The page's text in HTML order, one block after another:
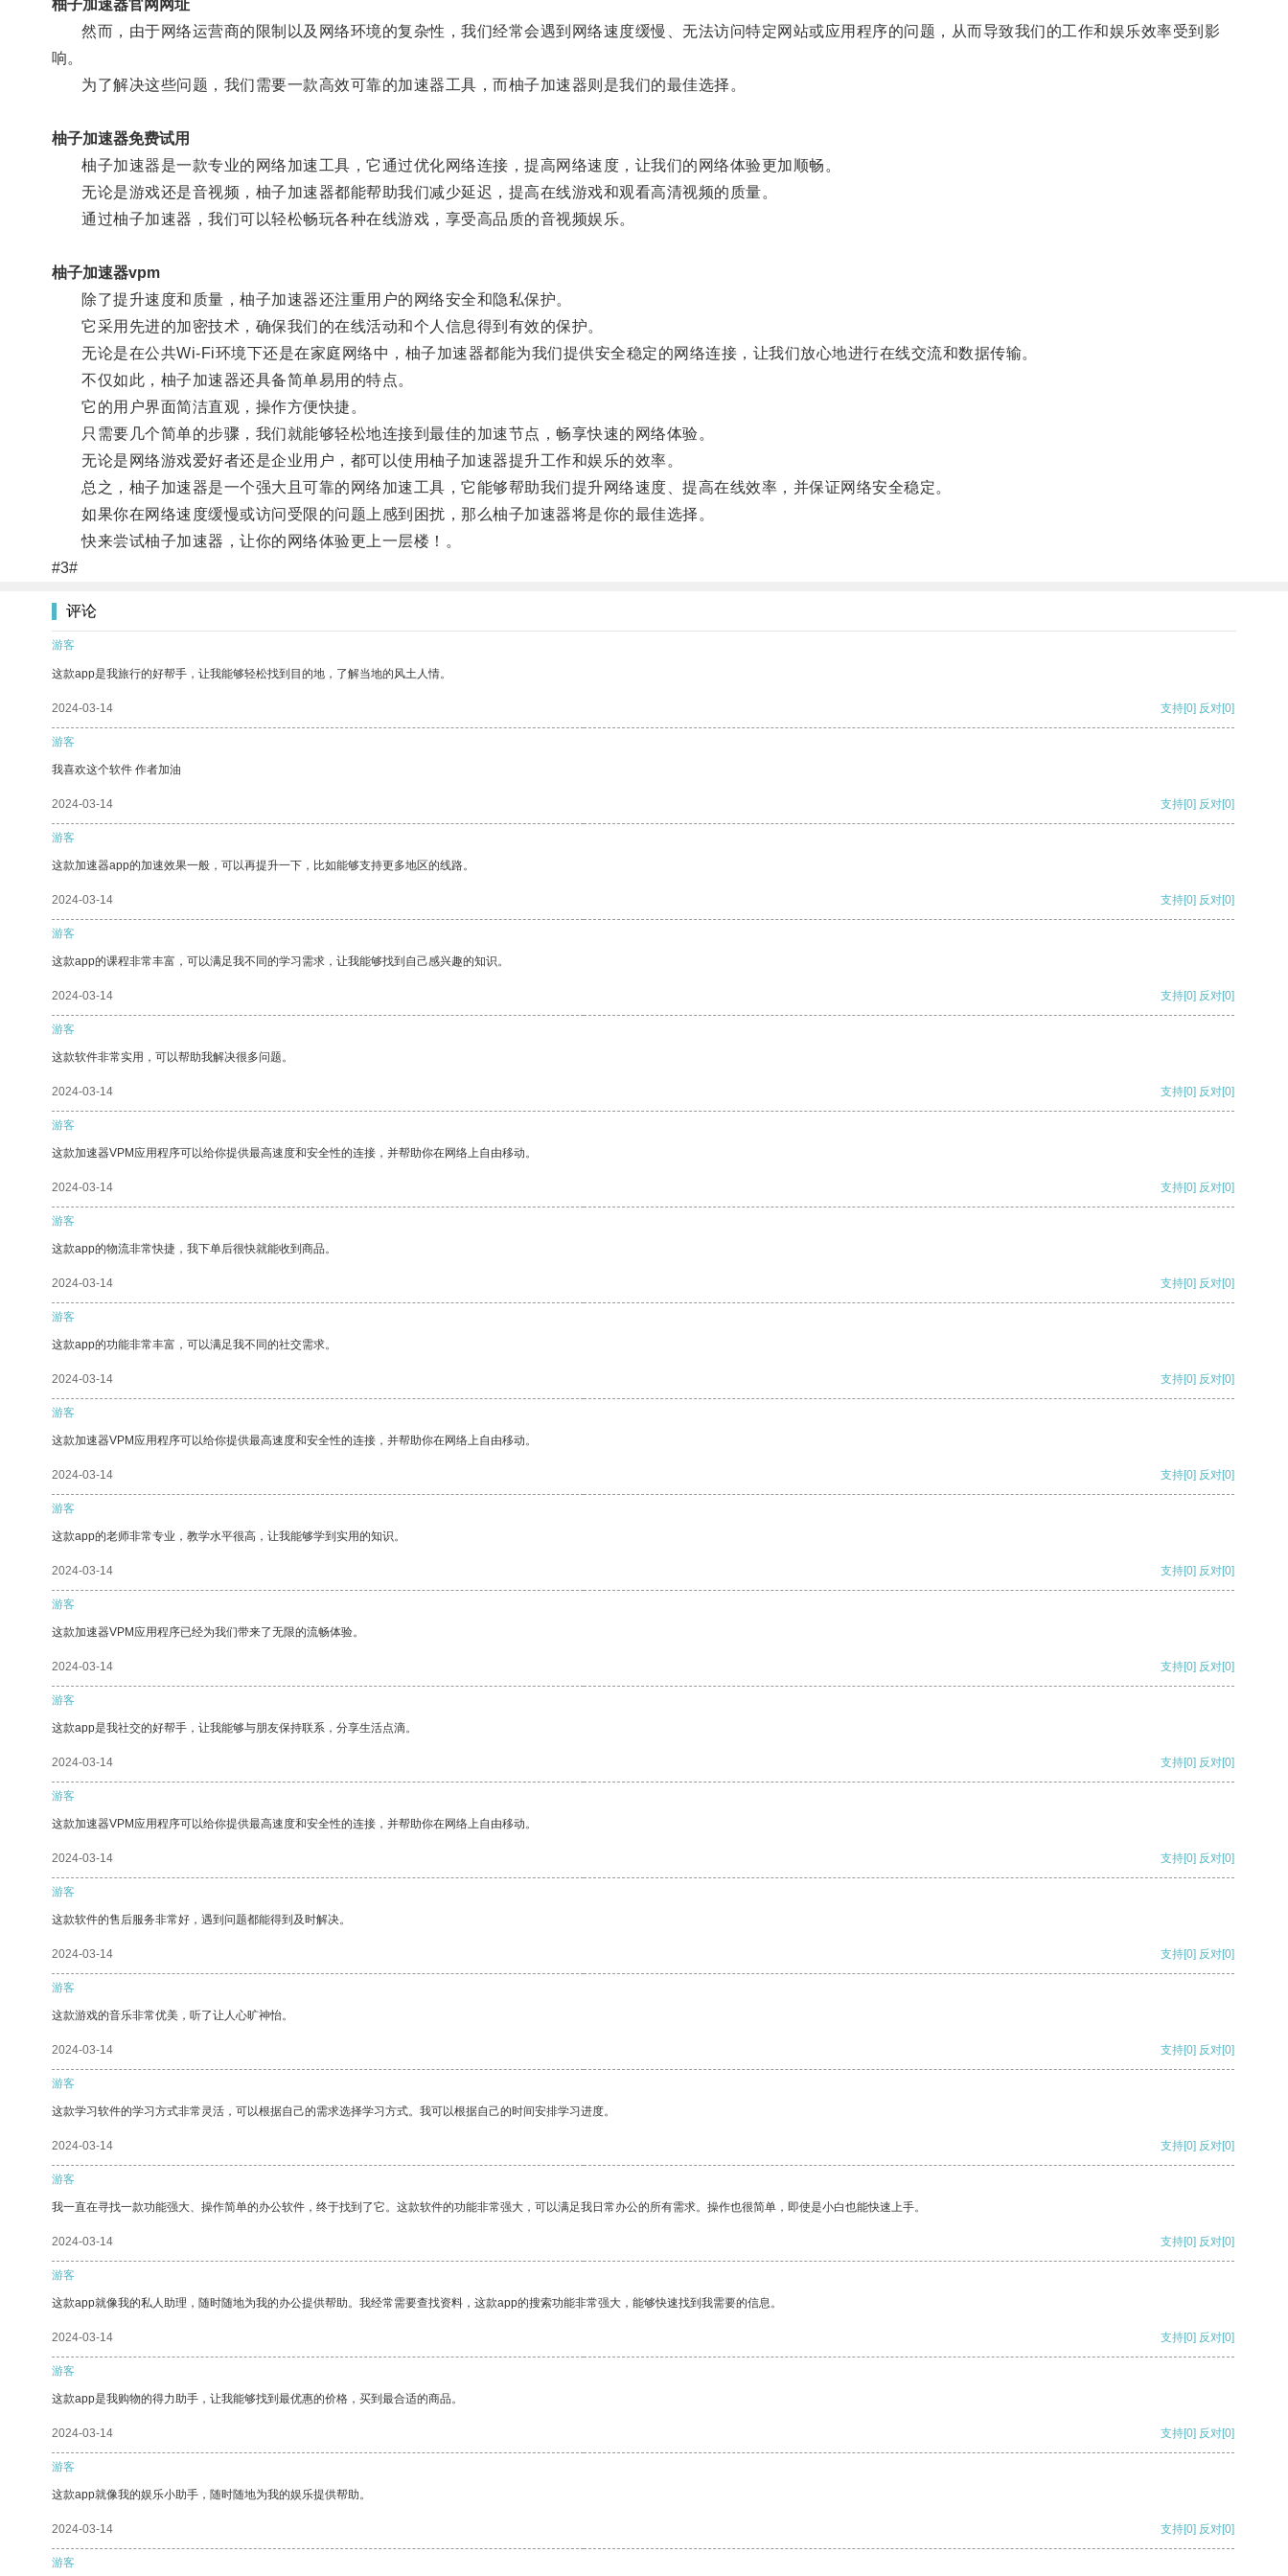
柚子加速器官网网址
然而，由于网络运营商的限制以及网络环境的复杂性，我们经常会遇到网络速度缓慢、无法访问特定网站或应用程序的问题，从而导致我们的工作和娱乐效率受到影
响。
为了解决这些问题，我们需要一款高效可靠的加速器工具，而柚子加速器则是我们的最佳选择。
柚子加速器免费试用
柚子加速器是一款专业的网络加速工具，它通过优化网络连接，提高网络速度，让我们的网络体验更加顺畅。
无论是游戏还是音视频，柚子加速器都能帮助我们减少延迟，提高在线游戏和观看高清视频的质量。
通过柚子加速器，我们可以轻松畅玩各种在线游戏，享受高品质的音视频娱乐。
柚子加速器vpm
除了提升速度和质量，柚子加速器还注重用户的网络安全和隐私保护。
它采用先进的加密技术，确保我们的在线活动和个人信息得到有效的保护。
无论是在公共Wi-Fi环境下还是在家庭网络中，柚子加速器都能为我们提供安全稳定的网络连接，让我们放心地进行在线交流和数据传输。
不仅如此，柚子加速器还具备简单易用的特点。
它的用户界面简洁直观，操作方便快捷。
只需要几个简单的步骤，我们就能够轻松地连接到最佳的加速节点，畅享快速的网络体验。
无论是网络游戏爱好者还是企业用户，都可以使用柚子加速器提升工作和娱乐的效率。
总之，柚子加速器是一个强大且可靠的网络加速工具，它能够帮助我们提升网络速度、提高在线效率，并保证网络安全稳定。
如果你在网络速度缓慢或访问受限的问题上感到困扰，那么柚子加速器将是你的最佳选择。
快来尝试柚子加速器，让你的网络体验更上一层楼！。
#3#
评论
游客
这款app是我旅行的好帮手，让我能够轻松找到目的地，了解当地的风土人情。
2024-03-14 支持[0] 反对[0]
游客
我喜欢这个软件 作者加油
2024-03-14 支持[0] 反对[0]
游客
这款加速器app的加速效果一般，可以再提升一下，比如能够支持更多地区的线路。
2024-03-14 支持[0] 反对[0]
游客
这款app的课程非常丰富，可以满足我不同的学习需求，让我能够找到自己感兴趣的知识。
2024-03-14 支持[0] 反对[0]
游客
这款软件非常实用，可以帮助我解决很多问题。
2024-03-14 支持[0] 反对[0]
游客
这款加速器VPM应用程序可以给你提供最高速度和安全性的连接，并帮助你在网络上自由移动。
2024-03-14 支持[0] 反对[0]
游客
这款app的物流非常快捷，我下单后很快就能收到商品。
2024-03-14 支持[0] 反对[0]
游客
这款app的功能非常丰富，可以满足我不同的社交需求。
2024-03-14 支持[0] 反对[0]
游客
这款加速器VPM应用程序可以给你提供最高速度和安全性的连接，并帮助你在网络上自由移动。
2024-03-14 支持[0] 反对[0]
游客
这款app的老师非常专业，教学水平很高，让我能够学到实用的知识。
2024-03-14 支持[0] 反对[0]
游客
这款加速器VPM应用程序已经为我们带来了无限的流畅体验。
2024-03-14 支持[0] 反对[0]
游客
这款app是我社交的好帮手，让我能够与朋友保持联系，分享生活点滴。
2024-03-14 支持[0] 反对[0]
游客
这款加速器VPM应用程序可以给你提供最高速度和安全性的连接，并帮助你在网络上自由移动。
2024-03-14 支持[0] 反对[0]
游客
这款软件的售后服务非常好，遇到问题都能得到及时解决。
2024-03-14 支持[0] 反对[0]
游客
这款游戏的音乐非常优美，听了让人心旷神怡。
2024-03-14 支持[0] 反对[0]
游客
这款学习软件的学习方式非常灵活，可以根据自己的需求选择学习方式。我可以根据自己的时间安排学习进度。
2024-03-14 支持[0] 反对[0]
游客
我一直在寻找一款功能强大、操作简单的办公软件，终于找到了它。这款软件的功能非常强大，可以满足我日常办公的所有需求。操作也很简单，即使是小白也能快速上手。
2024-03-14 支持[0] 反对[0]
游客
这款app就像我的私人助理，随时随地为我的办公提供帮助。我经常需要查找资料，这款app的搜索功能非常强大，能够快速找到我需要的信息。
2024-03-14 支持[0] 反对[0]
游客
这款app是我购物的得力助手，让我能够找到最优惠的价格，买到最合适的商品。
2024-03-14 支持[0] 反对[0]
游客
这款app就像我的娱乐小助手，随时随地为我的娱乐提供帮助。
2024-03-14 支持[0] 反对[0]
游客